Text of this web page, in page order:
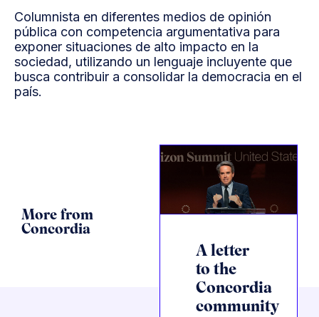
Columnista en diferentes medios de opinión
pública con competencia argumentativa para
exponer situaciones de alto impacto en la
sociedad, utilizando un lenguaje incluyente que
busca contribuir a consolidar la democracia en el
país.
More from
Concordia
A letter
to the
Concordia
community